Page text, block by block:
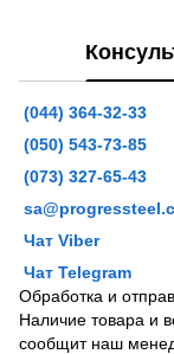
(044) 364-32-33
(050) 543-73-85
(073) 327-65-43
Чат Viber
Чат Telegram
Обработка и
Наличие товара и
сообщит наш